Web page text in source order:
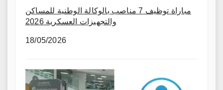
مباراة توظيف 7 مناصب بالوكالة الوطنية للمساكن
والتجهيزات العسكرية 2026
18/05/2026